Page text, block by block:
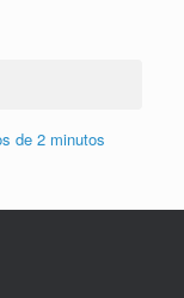
de 2 minutos